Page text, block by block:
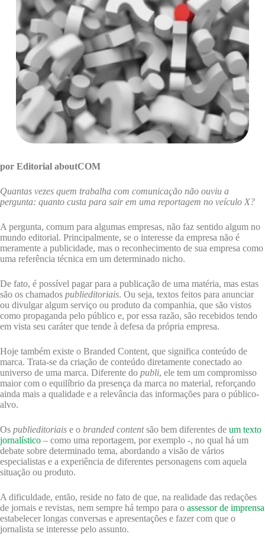
por Editorial aboutCOM
Quantas vezes quem trabalha com comunicação não ouviu a
pergunta: quanto custa para sair em uma reportagem no veículo X?
A pergunta, comum para algumas empresas, não faz sentido algum no
mundo editorial. Principalmente, se o interesse da empresa não é
meramente a publicidade, mas o reconhecimento de sua empresa como
uma referência técnica em um determinado nicho.
De fato, é possível pagar para a publicação de uma matéria, mas estas
são os chamados publieditoriais. Ou seja, textos feitos para anunciar
ou divulgar algum serviço ou produto da companhia, que são vistos
como propaganda pelo público e, por essa razão, são recebidos tendo
em vista seu caráter que tende à defesa da própria empresa.
Hoje também existe o Branded Content, que significa conteúdo de
marca. Trata-se da criação de conteúdo diretamente conectado ao
universo de uma marca. Diferente do publi, ele tem um compromisso
maior com o equilíbrio da presença da marca no material, reforçando
ainda mais a qualidade e a relevância das informações para o público-
alvo.
Os publieditoriais e o branded contentsão bem diferentes de um texto
jornalístico – como uma reportagem, por exemplo -, no qual há um
debate sobre determinado tema, abordando a visão de vários
especialistas e a experiência de diferentes personagens com aquela
situação ou produto.
A dificuldade, então, reside no fato de que, na realidade das redações
de jornais e revistas, nem sempre há tempo para o assessor de imprensa
estabelecer longas conversas e apresentações e fazer com que o
jornalista se interesse pelo assunto.